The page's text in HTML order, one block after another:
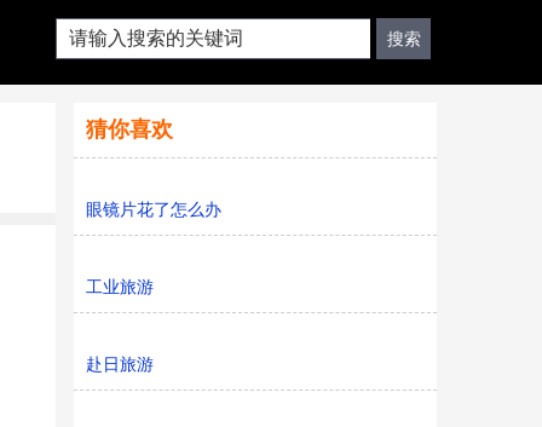
猜你喜欢
眼镜片花了怎么办
工业旅游
赴日旅游